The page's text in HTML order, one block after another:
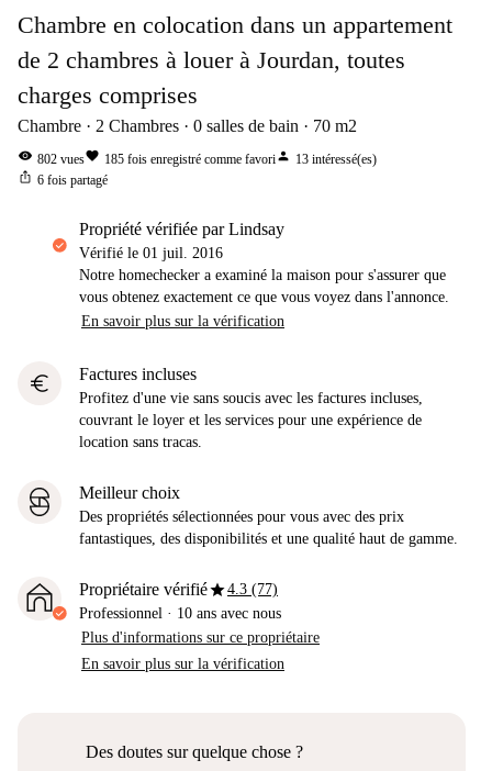
Chambre en colocation dans un appartement
de 2 chambres à louer à Jourdan, toutes
charges comprises
Chambre 2 Chambres 0 salles de bain 70 m2
visibility 802 vuesfavorite 185 fois enregistré comme favoriperson 13 intéressé(es)
ios_share 6 fois partagé
propriété vérifiée par Lindsay
Vérifié le 01 juil. 2016
Notre homechecker a examiné la maison pour s'assurer que
vous obtenez exactement ce que vous voyez dans l'annonce.
En savoir plus sur la vérification
euro Factures incluses
Profitez d'une vie sans soucis avec les factures incluses,
couvrant le loyer et les services pour une expérience de
location sans tracas.
Meilleur choix
Des propriétés sélectionnées pour vous avec des prix
fantastiques, des disponibilités et une qualité haut de gamme.
Propriétaire vérifiéstar4.3 (77)
Professionnel · 10 ans avec nous
Plus d'informations sur ce propriétaire
En savoir plus sur la vérification
Des doutes sur quelque chose ?